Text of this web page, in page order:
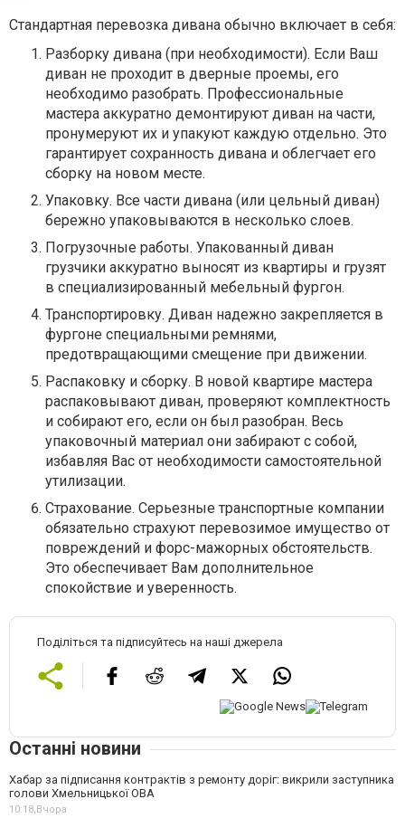
Стандартная перевозка дивана обычно включает в себя:
Разборку дивана (при необходимости). Если Ваш
диван не проходит в дверные проемы, его
необходимо разобрать. Профессиональные
мастера аккуратно демонтируют диван на части,
пронумеруют их и упакуют каждую отдельно. Это
гарантирует сохранность дивана и облегчает его
сборку на новом месте.
Упаковку. Все части дивана (или цельный диван)
бережно упаковываются в несколько слоев.
Погрузочные работы. Упакованный диван
грузчики аккуратно выносят из квартиры и грузят
в специализированный мебельный фургон.
Транспортировку. Диван надежно закрепляется в
фургоне специальными ремнями,
предотвращающими смещение при движении.
Распаковку и сборку. В новой квартире мастера
распаковывают диван, проверяют комплектность
и собирают его, если он был разобран. Весь
упаковочный материал они забирают с собой,
избавляя Вас от необходимости самостоятельной
утилизации.
Страхование. Серьезные транспортные компании
обязательно страхуют перевозимое имущество от
повреждений и форс-мажорных обстоятельств.
Это обеспечивает Вам дополнительное
спокойствие и уверенность.
Поділіться та підписуйтесь на наші джерела
Останні новини
Хабар за підписання контрактів з ремонту доріг: викрили заступника
голови Хмельницької ОВА
10:18,Вчора